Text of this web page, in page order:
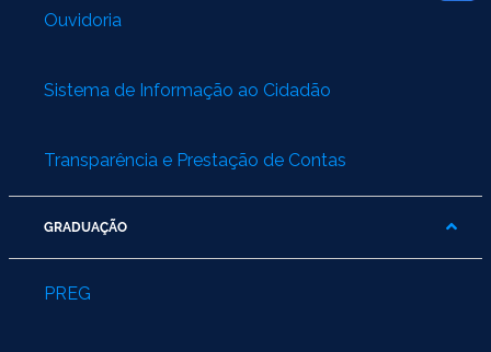
Ouvidoria
Sistema de Informação ao Cidadão
Transparência e Prestação de Contas
GRADUAÇÃO
PREG